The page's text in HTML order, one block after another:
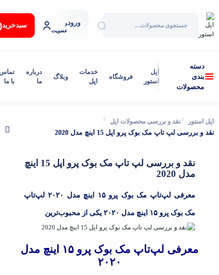
ورودو
عضویت
سبد‌خرید
دسته
بندی
محصولات
اپل
استور
فروشگاه
خدمات
اپل
وبلاگ
درباره
ما
با ما
اپل استور
نقد و بررسی محصولات اپل
نقد و بررسی لپ تاپ مک بوک پرو اپل 15 اینچ مدل 2020
نقد و بررسی لپ تاپ مک بوک پرو اپل 15 اینچ
مدل 2020
معرفی لپ‌تاپ مک بوک پرو ۱۵ اینچ مدل ۲۰۲۰ لپ‌تاپ
مک بوک پرو ۱۵ اینچ مدل ۲۰۲۰ یکی از محبوب‌ترین
معرفی لپ‌تاپ مک بوک پرو ۱۵ اینچ مدل
۲۰۲۰